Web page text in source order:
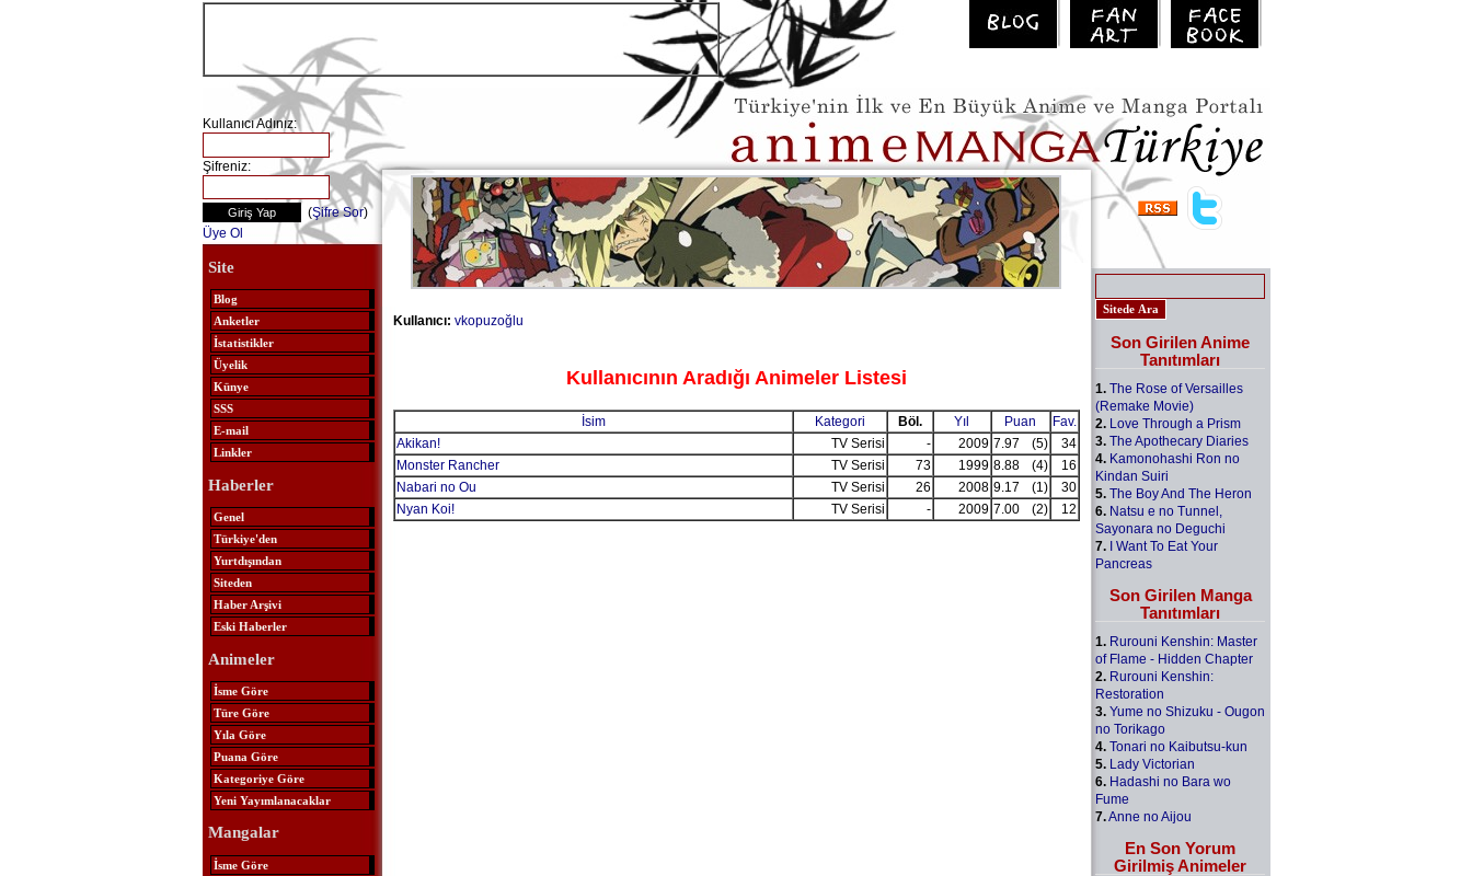
Kullanıcı Adınız:
Şifreniz:
(Şifre Sor)
Üye Ol
Site
Blog
Anketler
İstatistikler
Üyelik
Künye
SSS
E-mail
Linkler
Haberler
Genel
Türkiye'den
Yurtdışından
Siteden
Haber Arşivi
Eski Haberler
Animeler
İsme Göre
Türe Göre
Yıla Göre
Puana Göre
Kategoriye Göre
Yeni Yayımlanacaklar
Mangalar
İsme Göre
Kullanıcı: vkopuzoğlu
Kullanıcının Aradığı Animeler Listesi
İsim Kategori Böl. Yıl Puan
Fav.
Akikan!
TV Serisi - 2009 7.97 (5)
34
Monster Rancher
TV Serisi 73 1999 8.88 (4)
16
Nabari no Ou
TV Serisi 26 2008 9.17 (1)
30
Nyan Koi!
TV Serisi - 2009 7.00 (2) 12
Son Girilen Anime
Tanıtımları
1. The Rose of Versailles
(Remake Movie)
2. Love Through a Prism
3. The Apothecary Diaries
4. Kamonohashi Ron no
Kindan Suiri
5. The Boy And The Heron
6. Natsu e no Tunnel,
Sayonara no Deguchi
7. I Want To Eat Your
Pancreas
Son Girilen Manga
Tanıtımları
1. Rurouni Kenshin: Master
of Flame - Hidden Chapter
2. Rurouni Kenshin:
Restoration
3. Yume no Shizuku - Ougon
no Torikago
4. Tonari no Kaibutsu-kun
5. Lady Victorian
6. Hadashi no Bara wo
Fume
7.Anne no Aijou
En Son Yorum
Girilmiş Animeler